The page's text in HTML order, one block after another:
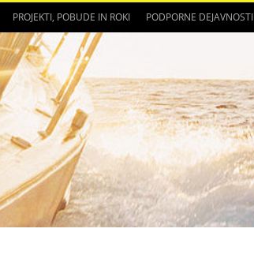
PROJEKTI, POBUDE IN ROKI PODPORNE DEJAVNOSTI